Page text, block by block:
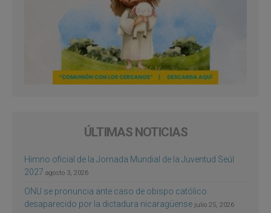
ÚLTIMAS NOTICIAS
Himno oficial de la Jornada Mundial de la Juventud Seúl
2027 agosto 3, 2026
ONU se pronuncia ante caso de obispo católico
desaparecido por la dictadura nicaragüense julio 25, 2026